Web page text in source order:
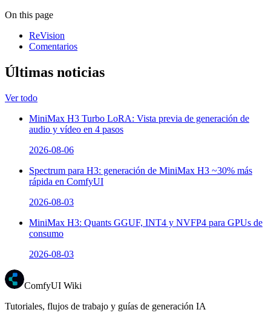
On this page
ReVision
Comentarios
Últimas noticias
Ver todo
MiniMax H3 Turbo LoRA: Vista previa de generación de
audio y vídeo en 4 pasos
2026-08-06
Spectrum para H3: generación de MiniMax H3 ~30% más
rápida en ComfyUI
2026-08-03
MiniMax H3: Quants GGUF, INT4 y NVFP4 para GPUs de
consumo
2026-08-03
ComfyUI Wiki
Tutoriales, flujos de trabajo y guías de generación IA